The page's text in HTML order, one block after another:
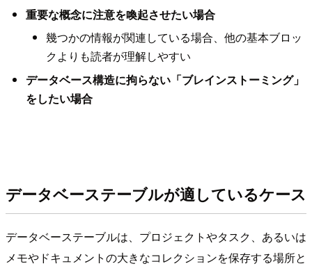
重要な概念に注意を喚起させたい場合
幾つかの情報が関連している場合、他の基本ブロッ
クよりも読者が理解しやすい
データベース構造に拘らない「ブレインストーミング」
をしたい場合
データベーステーブルが適しているケース
データベーステーブルは、プロジェクトやタスク、あるいは
メモやドキュメントの大きなコレクションを保存する場所と